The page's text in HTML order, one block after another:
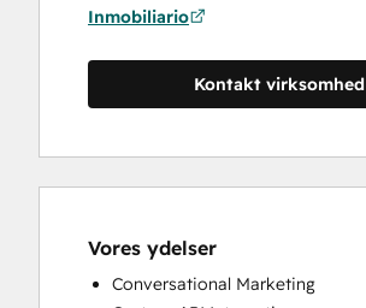
Inmobiliario
Kontakt virksomhed
Vores ydelser
Conversational Marketing